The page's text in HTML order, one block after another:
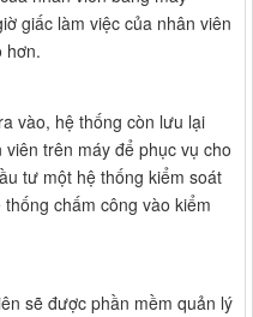
giấc làm việc của nhân viên
hơn.
vào, hệ thống còn lưu lại
trên máy để phục vụ cho
tư một hệ thống kiểm soát
chấm công vào kiểm
sẽ được phần mềm quản lý